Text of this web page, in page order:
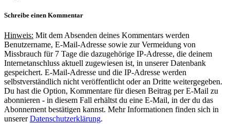
Schreibe einen Kommentar
Hinweis: Mit dem Absenden deines Kommentars werden
Benutzername, E-Mail-Adresse sowie zur Vermeidung von
Missbrauch für 7 Tage die dazugehörige IP-Adresse, die deinem
Internetanschluss aktuell zugewiesen ist, in unserer Datenbank
gespeichert. E-Mail-Adresse und die IP-Adresse werden
selbstverständlich nicht veröffentlicht oder an Dritte weitergegeben.
Du hast die Option, Kommentare für diesen Beitrag per E-Mail zu
abonnieren - in diesem Fall erhältst du eine E-Mail, in der du das
Abonnement bestätigen kannst. Mehr Informationen finden sich in
unsererDatenschutzerklärung.